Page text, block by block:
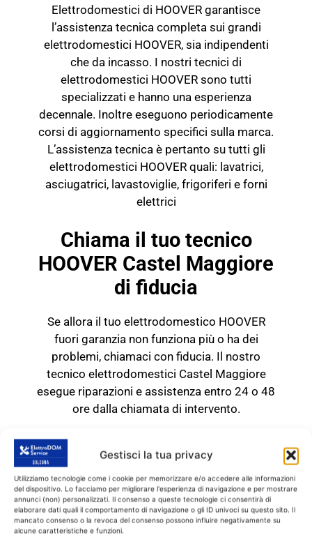
Gestisci la tua privacy
Utilizziamo tecnologie come i cookie per memorizzare e/o accedere alle informazioni
del dispositivo. Lo facciamo per migliorare l'esperienza di navigazione e per mostrare
annunci (non) personalizzati. Il consenso a queste tecnologie ci consentirà di
elaborare dati quali il comportamento di navigazione o gli ID univoci su questo sito. Il
mancato consenso o la revoca del consenso possono influire negativamente su
alcune caratteristiche e funzioni.
Elettrodomestici di HOOVER garantisce
l’assistenza tecnica completa sui grandi
elettrodomestici HOOVER, sia indipendenti
che da incasso. I nostri tecnici di
elettrodomestici HOOVER sono tutti
specializzati e hanno una esperienza
decennale. Inoltre eseguono periodicamente
corsi di aggiornamento specifici sulla marca.
L’assistenza tecnica è pertanto su tutti gli
elettrodomestici HOOVER quali: lavatrici,
asciugatrici, lavastoviglie, frigoriferi e forni
elettrici
Chiama il tuo tecnico
HOOVER Castel Maggiore
di fiducia
Se allora il tuo elettrodomestico HOOVER
fuori garanzia non funziona più o ha dei
problemi, chiamaci con fiducia. Il nostro
tecnico elettrodomestici Castel Maggiore
esegue riparazioni e assistenza entro 24 o 48
ore dalla chiamata di intervento.
TECNICO HOOVER Castel
Maggiore
RICAMBI CON GARANZIA DI
1 ANNO
Il tecnico HOOVER Castel